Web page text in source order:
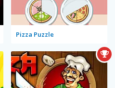
Pizza Puzzle